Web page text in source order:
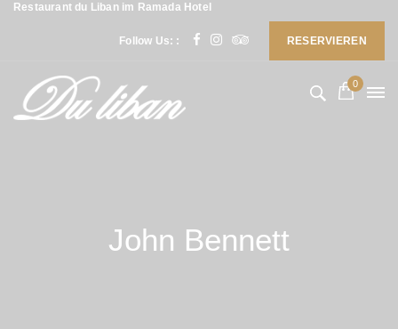
Restaurant du Liban im Ramada Hotel
Follow Us: : RESERVIEREN
0
John Bennett